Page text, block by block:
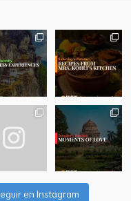
en Instagram